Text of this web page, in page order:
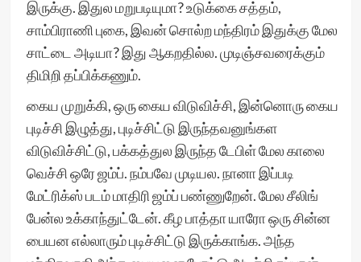
இருக்கு. இதுல மறுபடியுமா? உடுக்கை சத்தம்,
சாம்பிராணி புகை, இவன் சொல்ற மந்திரம் இதுக்கு மேல
சாட்டை அடியா? இது ஆகறதில்ல. முடிஞ்சவரைக்கும்
திமிறி தப்பிக்கணும்.
கைய முறுக்கி, ஒரு கைய விடுவிச்சி, இன்னொரு கைய
புடிச்சி இழுத்து, புடிச்சிட்டு இருந்தவனுங்கள
விடுவிச்சிட்டு, பக்கத்துல இருந்த டேபிள் மேல காலை
வெச்சி ஒரே ஜம்ப். நம்பவே முடியல. நானா இப்படி
மேட்ரிக்ஸ் படம் மாதிரி ஜம்ப் பண்ணுறேன். மேல சீலிங்
பேன்ல உக்காந்துட்டேன். கீழ பாத்தா யாரோ ஒரு சின்ன
பையன எல்லாரும் புடிச்சிட்டு இருக்காங்க. அந்த